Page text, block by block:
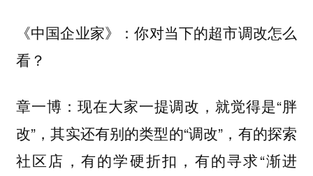
《中国企业家》：你对当下的超市调改怎么
看？
章一博： 现在大家一提调改，就觉得是“胖
改”，其实还有别的类型的“调改”，有的探索
社区店，有的学硬折扣，有的寻求“渐进